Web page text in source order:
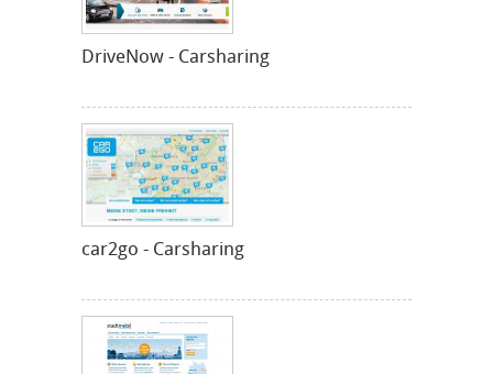
DriveNow - Carsharing
car2go - Carsharing